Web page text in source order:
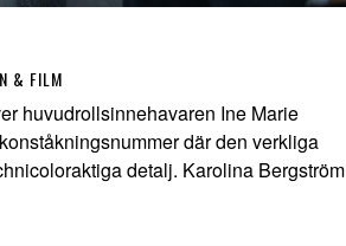
& FILM
huvudrollsinnehavaren Ine Marie
där den verkliga
detalj. Karolina Bergström